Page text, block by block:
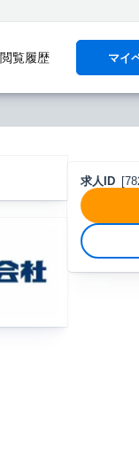
閲覧履歴 マイ
求人ID